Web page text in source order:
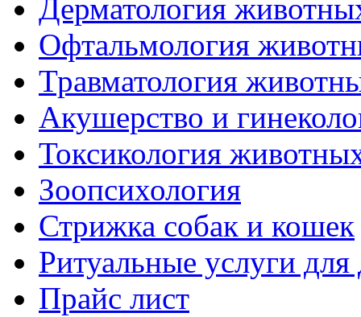
Дерматология
Офтальмология
Травматология
Акушерство и
Токсикология
Зоопсихология
Стрижка собак и кошек
Ритуальные услуги
Прайс лист